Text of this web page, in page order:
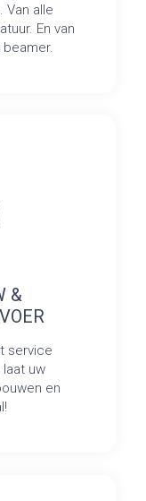
Van alle
En van
&
service
uw
en